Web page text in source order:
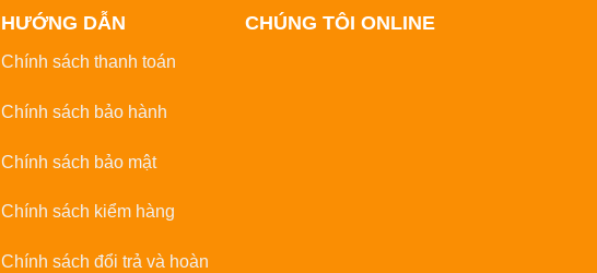
HƯỚNG DẪN
Chính sách thanh toán
Chính sách bảo hành
Chính sách bảo mật
Chính sách kiểm hàng
Chính sách đổi trả và hoàn
CHÚNG TÔI ONLINE